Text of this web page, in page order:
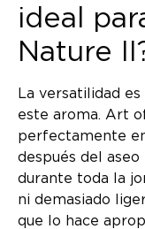
ideal
Nature
La versatilidad
este aroma. Art
perfectamente
después del
durante toda la
ni demasiado
que lo hace